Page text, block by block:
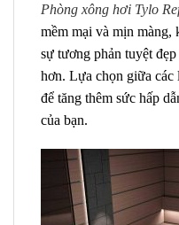
Phòng xông hơi Tylo
mềm mại và mịn màng,
sự tương phản tuyệt
hơn. Lựa chọn giữa các
để tăng thêm sức hấp
của bạn.